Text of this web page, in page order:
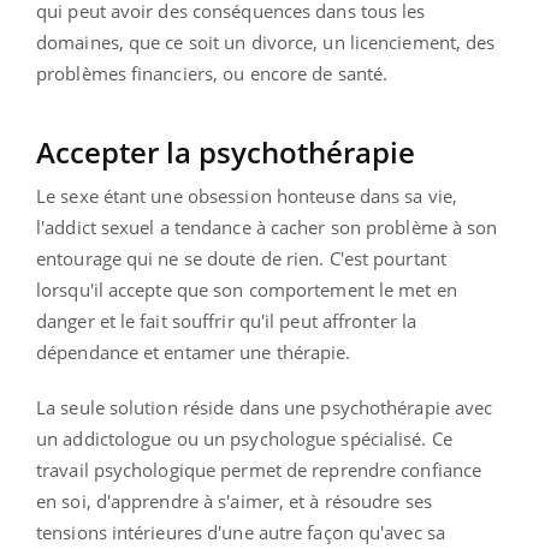
qui peut avoir des conséquences dans tous les
domaines, que ce soit un divorce, un licenciement, des
problèmes financiers, ou encore de santé.
Accepter la psychothérapie
Le sexe étant une obsession honteuse dans sa vie,
l'addict sexuel a tendance à cacher son problème à son
entourage qui ne se doute de rien. C'est pourtant
lorsqu'il accepte que son comportement le met en
danger et le fait souffrir qu'il peut affronter la
dépendance et entamer une thérapie.
La seule solution réside dans une psychothérapie avec
un addictologue ou un psychologue spécialisé. Ce
travail psychologique permet de reprendre confiance
en soi, d'apprendre à s'aimer, et à résoudre ses
tensions intérieures d'une autre façon qu'avec sa